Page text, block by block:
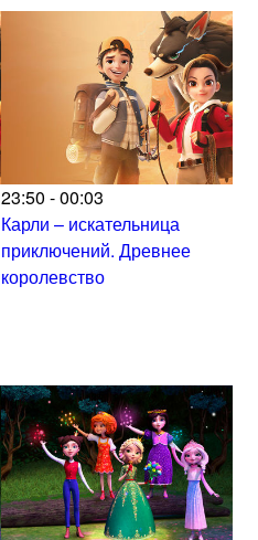
23:50 - 00:03
Карли – искательница
приключений. Древнее
королевство